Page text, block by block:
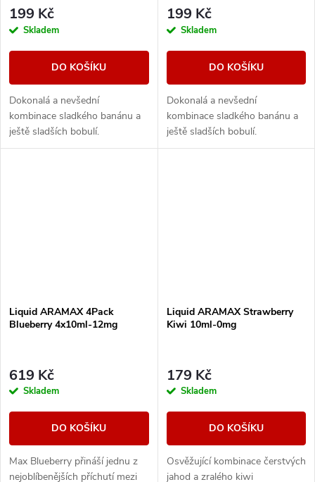
199 Kč
Skladem
DO KOŠÍKU
Dokonalá a nevšední
kombinace sladkého banánu a
ještě sladších bobulí.
199 Kč
Skladem
DO KOŠÍKU
Dokonalá a nevšední
kombinace sladkého banánu a
ještě sladších bobulí.
Liquid ARAMAX 4Pack
Blueberry 4x10ml-12mg
619 Kč
Skladem
DO KOŠÍKU
Max Blueberry přináší jednu z
nejoblíbenějších příchutí mezi
Liquid ARAMAX Strawberry
Kiwi 10ml-0mg
179 Kč
Skladem
DO KOŠÍKU
Osvěžující kombinace čerstvých
jahod a zralého kiwi